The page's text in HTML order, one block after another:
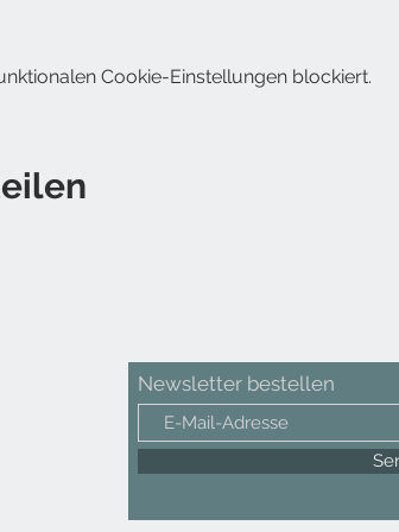
Cookie-Einstellungen blockiert.
Newsletter bestellen